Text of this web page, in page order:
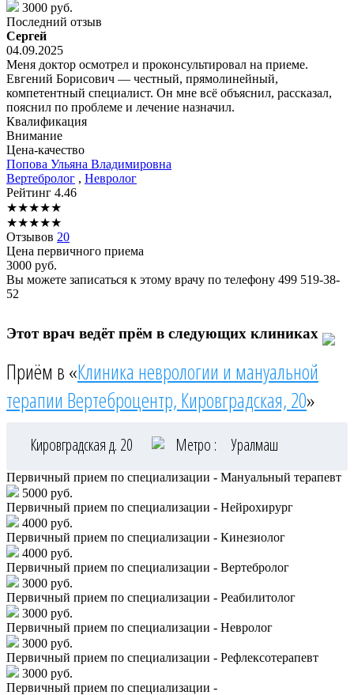
3000 руб.
Последний отзыв
Сергей
04.09.2025
Меня доктор осмотрел и проконсультировал на приеме.
Евгений Борисович — честный, прямолинейный,
компетентный специалист. Он мне всё объяснил, рассказал,
пояснил по проблеме и лечение назначил.
Квалификация
Внимание
Цена-качество
Попова Ульяна Владимировна
Вертебролог , Невролог
Рейтинг 4.46
★★★★★
★★★★★
Отзывов 20
Цена первичного приема
3000 руб.
Вы можете записаться к этому врачу по телефону 499 519-38-
52
Этот врач ведёт прём в следующих клиниках
Приём в «Клиника неврологии и мануальной
терапии Вертеброцентр, Кировградская, 20»
Кировградская д. 20 Метро : Уралмаш
Первичный прием по специализации - Мануальный терапевт
5000 руб.
Первичный прием по специализации - Нейрохирург
4000 руб.
Первичный прием по специализации - Кинезиолог
4000 руб.
Первичный прием по специализации - Вертебролог
3000 руб.
Первичный прием по специализации - Реабилитолог
3000 руб.
Первичный прием по специализации - Невролог
3000 руб.
Первичный прием по специализации - Рефлексотерапевт
3000 руб.
Первичный прием по специализации -